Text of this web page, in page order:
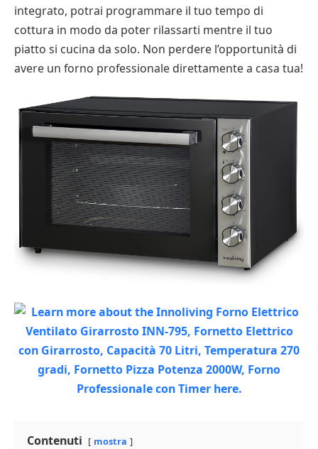
integrato, potrai programmare il tuo tempo di
cottura in modo da poter rilassarti mentre il tuo
piatto si cucina da solo. Non perdere l’opportunità di
avere un forno professionale direttamente a casa tua!
Contenuti mostra